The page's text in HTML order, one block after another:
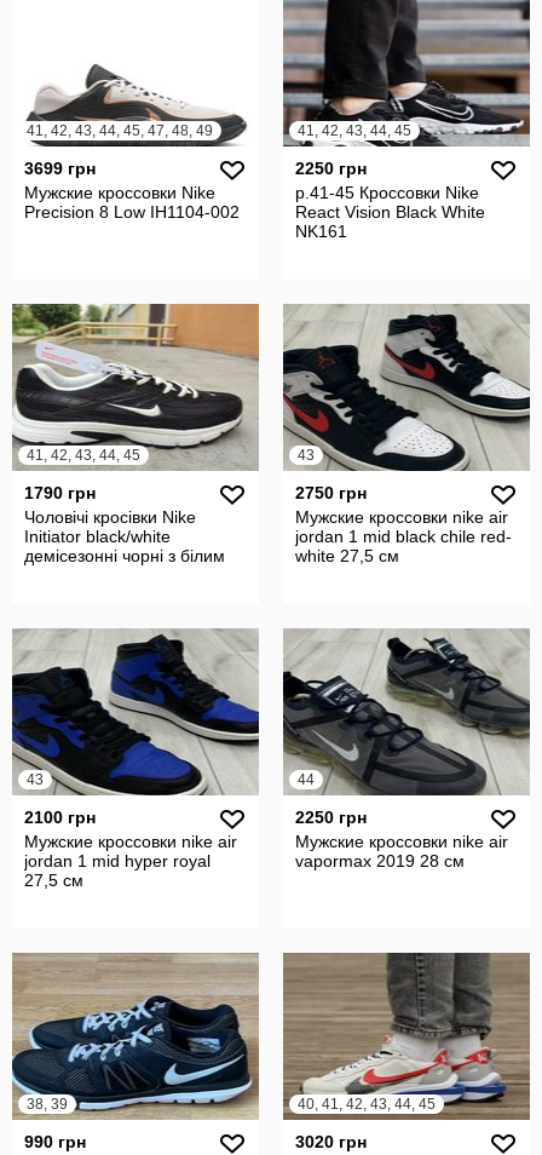
41, 42, 43, 44, 45, 47, 48, 49
3699 грн
Мужские кроссовки Nike
Precision 8 Low IH1104-002
41, 42, 43, 44, 45
2250 грн
р.41-45 Кроссовки Nike
React Vision Black White
NK161
41, 42, 43, 44, 45
1790 грн
Чоловічі кросівки Nike
Initiator black/white
демісезонні чорні з білим
43
2750 грн
Мужские кроссовки nike air
jordan 1 mid black chile red-
white 27,5 см
43
2100 грн
Мужские кроссовки nike air
jordan 1 mid hyper royal
27,5 см
44
2250 грн
Мужские кроссовки nike air
vapormax 2019 28 см
38, 39
990 грн
40, 41, 42, 43, 44, 45
3020 грн